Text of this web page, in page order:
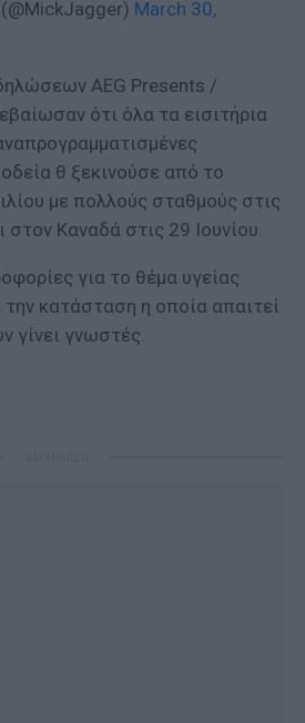
March 30,
AEG Presents /
ότι όλα τα εισιτήρια
θ ξεκινούσε από το
με πολλούς σταθμούς στις
Καναδά στις 29 Ιουνίου.
για το θέμα υγείας
κατάσταση η οποία απαιτεί
γίνει γνωστές.